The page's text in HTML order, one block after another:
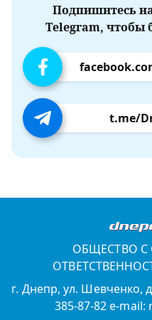
Подпишитесь
Telegram, чтобы
t.me/
ОБЩЕСТВО С
г. Днепр, ул. Шевченко,
385-87-82 e-